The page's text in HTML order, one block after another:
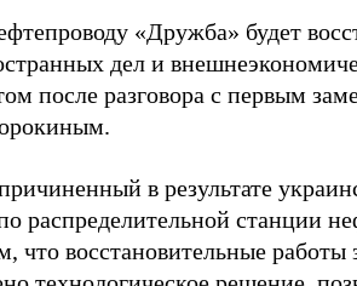
«Дружба» будет
дел и
после разговора с первым
в результате
распределительной станции
что восстановительные работы